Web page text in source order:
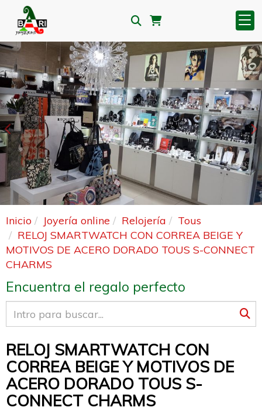
Anterior
Inicio Joyería online Relojería
Tous
RELOJ SMARTWATCH CON CORREA BEIGE Y
MOTIVOS DE ACERO DORADO TOUS S-CONNECT
CHARMS
Encuentra el regalo perfecto
RELOJ SMARTWATCH CON
CORREA BEIGE Y MOTIVOS DE
ACERO DORADO TOUS S-
CONNECT CHARMS